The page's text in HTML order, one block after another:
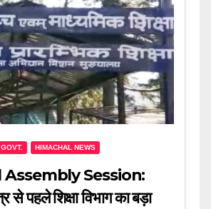
HIMACHAL NEWS
Session:
से पहले शिक्षा विभाग का बड़ा